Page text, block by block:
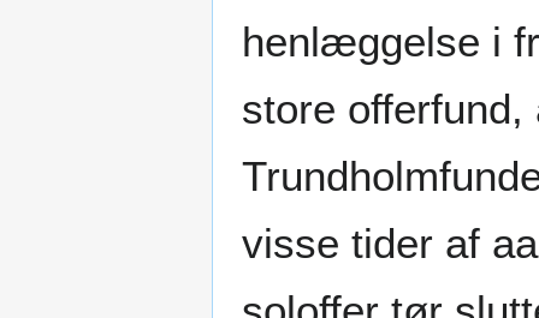
henlæggelse i
store
visse tider af